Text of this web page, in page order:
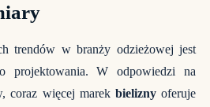
trendów w branży odzieżowej jest
projektowania. W odpowiedzi na
coraz więcej marek bieliznyoferuje